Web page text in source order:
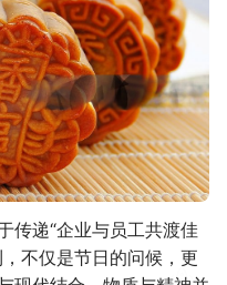
传递“企业与员工共渡佳
不仅是节日的问候，更